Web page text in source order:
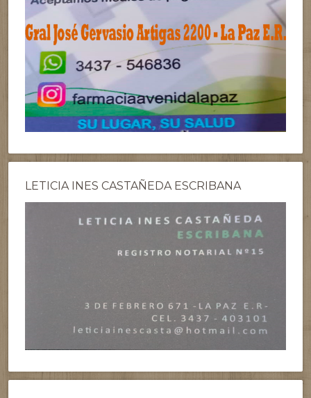
LETICIA INES CASTAÑEDA ESCRIBANA